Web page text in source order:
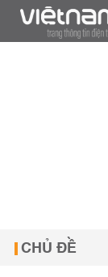
CHỦ ĐỀ